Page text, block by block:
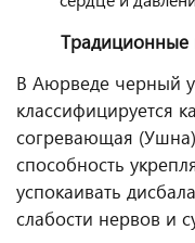
Традиционные
В Аюрведе черный
классифицируется
согревающая
способность
успокаивать
слабости нервов и